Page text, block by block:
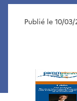
Publié le 10/03/